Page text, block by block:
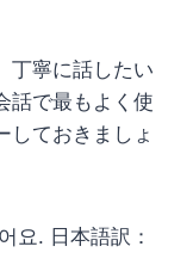
丁寧に話したい
話で最もよく使
しておきましょ
요. 日本語訳：